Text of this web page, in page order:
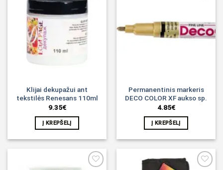
Noriu!
Klijai dekupažui ant
tekstilės Renesans 110ml
9.35€
Į KREPŠELĮ
Noriu!
Permanentinis markeris
DECO COLOR XF aukso sp.
4.85€
Į KREPŠELĮ